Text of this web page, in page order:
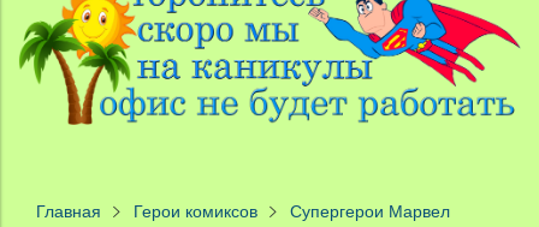
Главная Герои комиксов
Супергерои Марвел